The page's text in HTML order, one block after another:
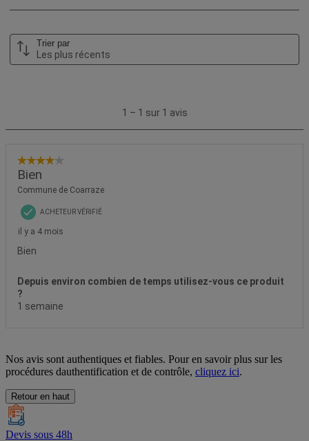
Nos avis sont authentiques et fiables. Pour en savoir plus sur les
procédures dauthentification et de contrôle, cliquez ici.
Retour en haut
Devis sous 48h